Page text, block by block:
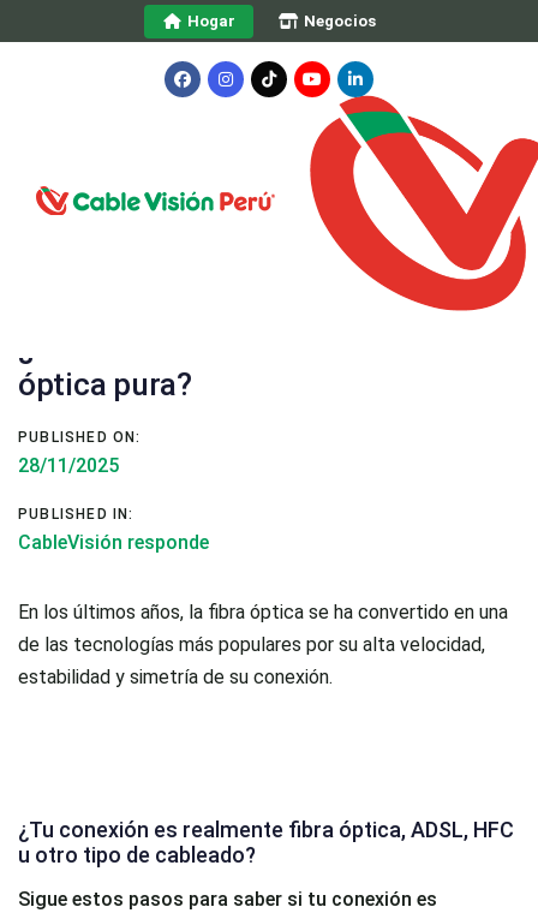
links
to
content
Hogar Negocios
óptica pura?
PUBLISHED ON:
28/11/2025
PUBLISHED IN:
CableVisión responde
En los últimos años, la fibra óptica se ha convertido en una
de las tecnologías más populares por su alta velocidad,
estabilidad y simetría de su conexión.
¿Tu conexión es realmente fibra óptica, ADSL, HFC
u otro tipo de cableado?
Sigue estos pasos para saber si tu conexión es